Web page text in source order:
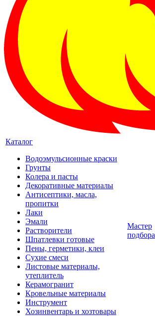
Каталог
Водоэмульсионные краски
Грунты
Колера и пасты
Декоративные материалы
Антисептики, масла,
пропитки
Лаки
Эмали
Растворители
Шпатлевки готовые
Пены, герметики, клеи
Сухие смеси
Листовые материалы,
утеплитель
Керамогранит
Кровельные материалы
Инструмент
Хозинвентарь и хозтовары
Мастер
подбора